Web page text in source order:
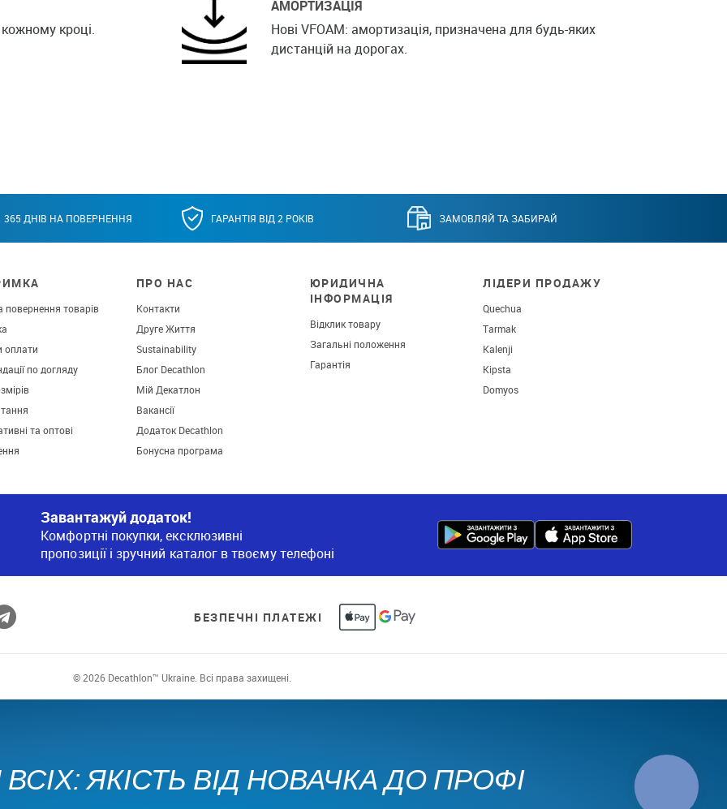
кожному кроці.
АМОРТИЗАЦІЯ
Нові VFOAM: амортизація, призначена для будь-яких
дистанцій на дорогах.
365 ДНІВ НА ПОВЕРНЕННЯ ГАРАНТІЯ ВІД 2 РОКІВ ЗАМОВЛЯЙ ТА ЗАБИРАЙ
повернення товарів
оплати
по догляду
та оптові
ПРО НАС
Контакти
Друге Життя
Sustainability
Блог Decathlon
Мій Декатлон
Вакансії
Додаток Decathlon
Бонусна програма
ЮРИДИЧНА
ІНФОРМАЦІЯ
Відклик товару
Загальні положення
Гарантія
ЛІДЕРИ ПРОДАЖУ
Quechua
Tarmak
Kalenji
Kipsta
Domyos
Завантажуй додаток!
Комфортні покупки, ексклюзивні
пропозиції і зручний каталог в твоєму телефоні
БЕЗПЕЧНІ ПЛАТЕЖІ
© 2026 Decathlon™ Ukraine. Всі права захищені.
ЯКІСТЬ ВІД НОВАЧКА ДО ПРОФІ